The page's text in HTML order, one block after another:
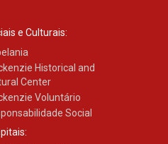
e Culturais:
Historical and
Center
Voluntário
Social